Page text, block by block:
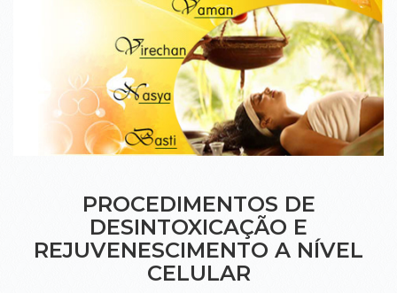
GESTAÇÃO EMPODERADA
CURSO BELEZA E AYURVEDA EM TODAS AS FASES DA VIDA
7 DIAS COM AYURVEDA
OFICINA CULINÁRIA AYURVÉDICA: LANCHINHOS DA
AGENDA CURSOS E EVENTOS
LOCAÇÃO
SALA COMUM
SALA SHAKTI
SALA DEVI (TÉRREA)
PROCEDIMENTOS DE
DESINTOXICAÇÃO E
REJUVENESCIMENTO A NÍVEL
CELULAR